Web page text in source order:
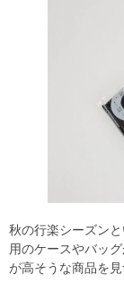
秋の行楽シーズン
用のケースやバッ
が高そうな商品を